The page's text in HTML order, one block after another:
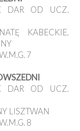
DAR OD UCZ.
KABECKIE,
7
DAR OD UCZ.
LISZTWAN
8